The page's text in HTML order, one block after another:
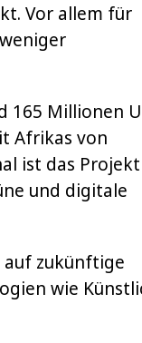
Vor allem für
165 Millionen
Afrikas von
ist das
und digitale
auf zukünftige
wie